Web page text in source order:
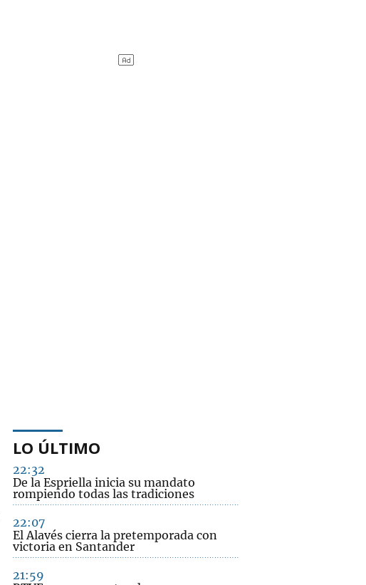
LO ÚLTIMO
22:32
De la Espriella inicia su mandato
rompiendo todas las tradiciones
22:07
El Alavés cierra la pretemporada con
victoria en Santander
21:59